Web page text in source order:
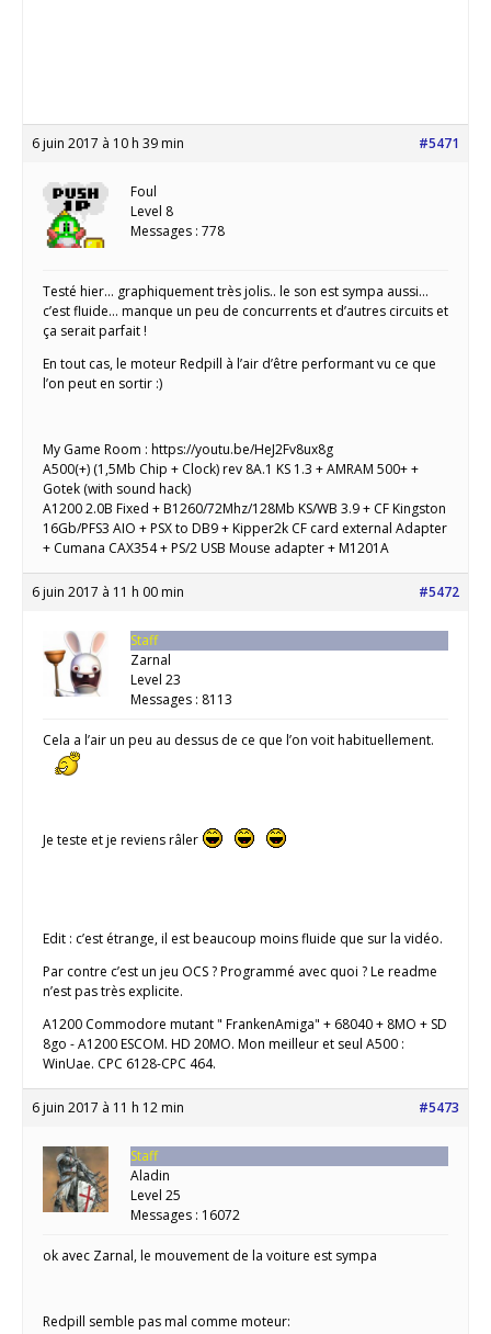
6 juin 2017 à 10 h 39 min #5471
Foul
Level 8
Messages : 778
Testé hier… graphiquement très jolis.. le son est sympa aussi…
c’est fluide… manque un peu de concurrents et d’autres circuits et
ça serait parfait !
En tout cas, le moteur Redpill à l’air d’être performant vu ce que
l’on peut en sortir :)
My Game Room : https://youtu.be/HeJ2Fv8ux8g
A500(+) (1,5Mb Chip + Clock) rev 8A.1 KS 1.3 + AMRAM 500+ +
Gotek (with sound hack)
A1200 2.0B Fixed + B1260/72Mhz/128Mb KS/WB 3.9 + CF Kingston
16Gb/PFS3 AIO + PSX to DB9 + Kipper2k CF card external Adapter
+ Cumana CAX354 + PS/2 USB Mouse adapter + M1201A
6 juin 2017 à 11 h 00 min #5472
Staff
Zarnal
Level 23
Messages : 8113
Cela a l’air un peu au dessus de ce que l’on voit habituellement.
Je teste et je reviens râler
Edit : c’est étrange, il est beaucoup moins fluide que sur la vidéo.
Par contre c’est un jeu OCS ? Programmé avec quoi ? Le readme
n’est pas très explicite.
A1200 Commodore mutant " FrankenAmiga" + 68040 + 8MO + SD
8go - A1200 ESCOM. HD 20MO. Mon meilleur et seul A500 :
WinUae. CPC 6128-CPC 464.
6 juin 2017 à 11 h 12 min #5473
Staff
Aladin
Level 25
Messages : 16072
ok avec Zarnal, le mouvement de la voiture est sympa
Redpill semble pas mal comme moteur: